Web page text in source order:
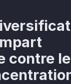
contre le